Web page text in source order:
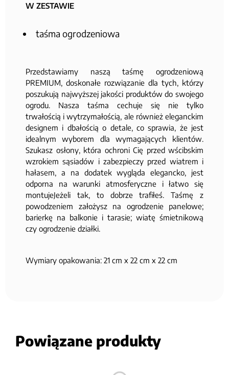
W ZESTAWIE
taśma ogrodzeniowa
Przedstawiamy naszą taśmę ogrodzeniową
PREMIUM, doskonałe rozwiązanie dla tych, którzy
poszukują najwyższej jakości produktów do swojego
ogrodu. Nasza taśma cechuje się nie tylko
trwałością i wytrzymałością, ale również eleganckim
designem i dbałością o detale, co sprawia, że jest
idealnym wyborem dla wymagających klientów.
Szukasz osłony, która ochroni Cię przed wścibskim
wzrokiem sąsiadów i zabezpieczy przed wiatrem i
hałasem, a na dodatek wygląda elegancko, jest
odporna na warunki atmosferyczne i łatwo się
montujeJeżeli tak, to dobrze trafiłeś. Taśmę z
powodzeniem założysz na ogrodzenie panelowe;
barierkę na balkonie i tarasie; wiatę śmietnikową
czy ogrodzenie działki.
Wymiary opakowania: 21 cm x 22 cm x 22 cm
Powiązane produkty